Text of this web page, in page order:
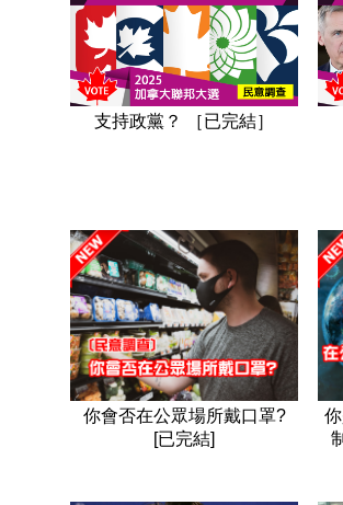
支持政黨？ ［已完結］
你會否在公眾場所戴口罩?
[已完結]